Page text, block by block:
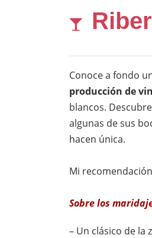
Conoce a fondo
producción de
blancos.
algunas de sus
hacen única.
Mi
Sobre los
– Un clásico de la